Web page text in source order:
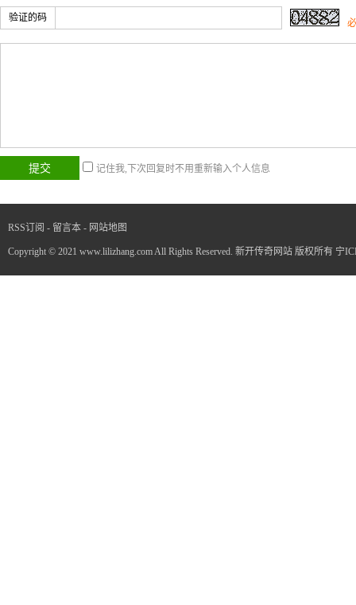
验证的码
记住我,下次回复时不用重新输入个人信息
RSS订阅 - 留言本 - 网站地图
Copyright © 2021 www.lilizhang.com All Rights Reserved. 新开传奇网站 版权所有 宁